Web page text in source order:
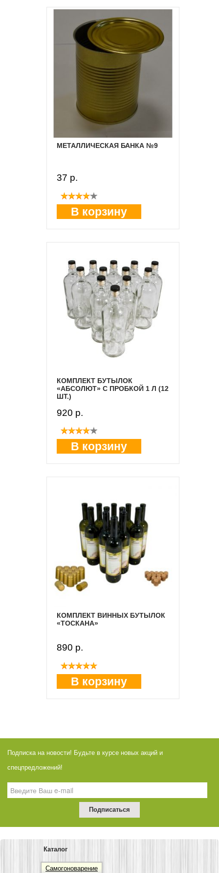
МЕТАЛЛИЧЕСКАЯ БАНКА №9
37 p.
В корзину
КОМПЛЕКТ БУТЫЛОК
«АБСОЛЮТ» С ПРОБКОЙ 1 Л (12
ШТ.)
920 p.
В корзину
КОМПЛЕКТ ВИННЫХ БУТЫЛОК
«ТОСКАНА»
890 p.
В корзину
Подписка на новости! Будьте в курсе новых акций и
спецпредложений!
Каталог
Самогоноварение